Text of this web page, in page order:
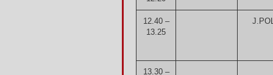
12.40 –
13.25
13.30 –